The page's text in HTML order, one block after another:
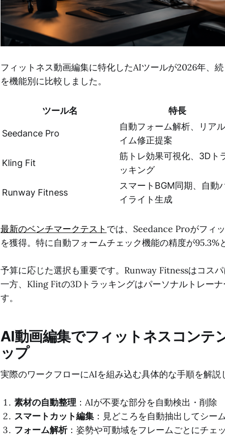
フィットネス動画編集に特化したAIツールが2026年、
を機能別に比較しました。
ツール名 特長
Seedance Pro
自動フォーム解析、リア
イム修正提案
Kling Fit
筋トレ効果可視化、3Dト
ッキング
Runway Fitness
スマートBGM同期、自動
イライト生成
最新のベンチマークテスト では、Seedance Proがフィ
を獲得。特に自動フォームチェック機能の精度が95.3%
予算に応じた選択も重要です。Runway Fitnessはコスパ
一方、Kling Fitの3Dトラッキングはパーソナルトレー
す。
AI動画編集でフィットネスコンテ
ップ
実際のワークフローにAIを組み込む具体的な手順を解説
素材の自動整理 ：AIが不要な部分を自動検出・削除
スマートカット編集 ：見どころを自動抽出してシー
フォーム解析：姿勢や可動域をフレームごとにチェ